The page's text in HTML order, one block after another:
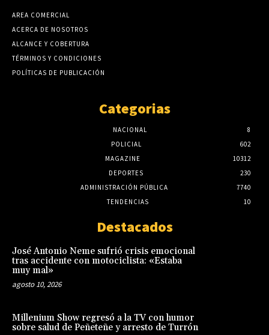
AREA COMERCIAL
ACERCA DE NOSOTROS
ALCANCE Y COBERTURA
TÉRMINOS Y CONDICIONES
POLÍTICAS DE PUBLICACIÓN
Categorias
NACIONAL
8
POLICIAL
602
MAGAZINE
10312
DEPORTES
230
ADMINISTRACIÓN PÚBLICA
7740
TENDENCIAS
10
Destacados
José Antonio Neme sufrió crisis emocional
tras accidente con motociclista: «Estaba
muy mal»
agosto 10, 2026
Millenium Show regresó a la TV con humor
sobre salud de Peñeteñe y arresto de Turrón